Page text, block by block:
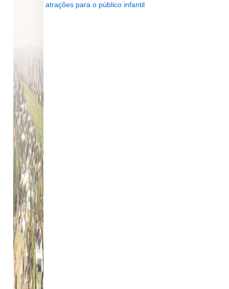
atrações para o público infantil